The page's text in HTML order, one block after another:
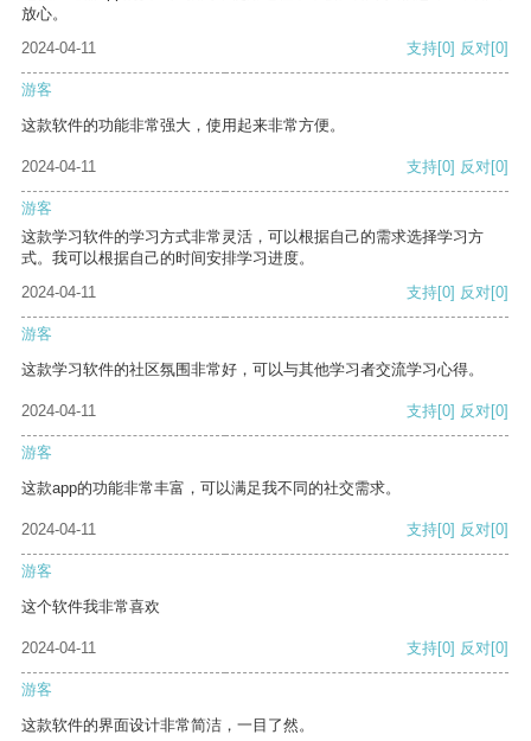
放心。
2024-04-11
支持[0] 反对[0]
游客
这款软件的功能非常强大，使用起来非常方便。
2024-04-11 支持[0] 反对[0]
游客
这款学习软件的学习方式非常灵活，可以根据自己的需求选择学习方
式。我可以根据自己的时间安排学习进度。
2024-04-11
支持[0] 反对[0]
游客
这款学习软件的社区氛围非常好，可以与其他学习者交流学习心得。
2024-04-11 支持[0] 反对[0]
游客
这款app的功能非常丰富，可以满足我不同的社交需求。
2024-04-11 支持[0] 反对[0]
游客
这个软件我非常喜欢
2024-04-11 支持[0] 反对[0]
游客
这款软件的界面设计非常简洁，一目了然。